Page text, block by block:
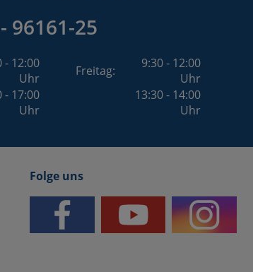
96161-25
- 12:00
Uhr
Freitag:
9:30 - 12:00
Uhr
- 17:00
Uhr
13:30 - 14:00
Uhr
Folge uns